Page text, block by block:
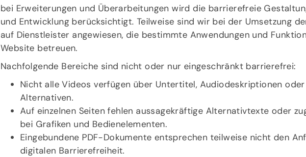
bei Erweiterungen und Überarbeitungen wird die barrierefreie
und Entwicklung berücksichtigt. Teilweise sind wir bei der Umsetzung
auf Dienstleister angewiesen, die bestimmte Anwendungen und
Website betreuen.
Nachfolgende Bereiche sind nicht oder nur eingeschränkt barrierefrei:
Nicht alle Videos verfügen über Untertitel, Audiodeskriptionen
Alternativen.
Auf einzelnen Seiten fehlen aussagekräftige Alternativtexte oder
bei Grafiken und Bedienelementen.
Eingebundene PDF-Dokumente entsprechen teilweise nicht den
digitalen Barrierefreiheit.